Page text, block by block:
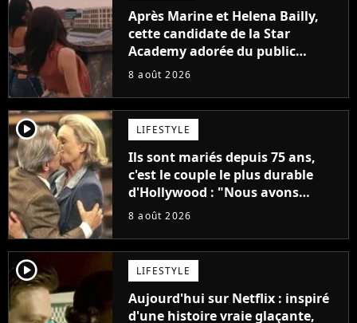
Après Marine et Helena Bailly,
cette candidate de la Star
Academy adorée du public
annonce son premier album,
8 août 2026
player2 LIFESTYLE
Ils sont mariés depuis 75 ans,
c'est le couple le plus durable
d'Hollywood : "Nous avons
avancé jour après jour, et les
décennies"
8 août 2026
player2 LIFESTYLE
Aujourd'hui sur Netflix : inspiré
d'une histoire vraie glaçante,